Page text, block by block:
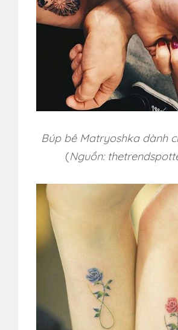
Búp bê Matryoshka dành
(Nguồn: